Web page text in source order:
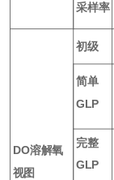
采样率
DO溶解氧
视图
初级
简单
GLP
完整
GLP